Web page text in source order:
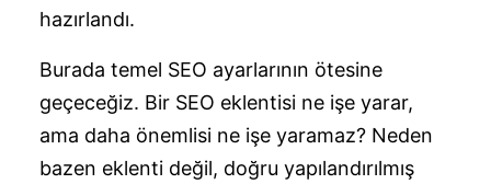
hazırlandı.
Burada temel SEO ayarlarının ötesine
geçeceğiz. Bir SEO eklentisi ne işe yarar,
ama daha önemlisi ne işe yaramaz? Neden
bazen eklenti değil, doğru yapılandırılmış